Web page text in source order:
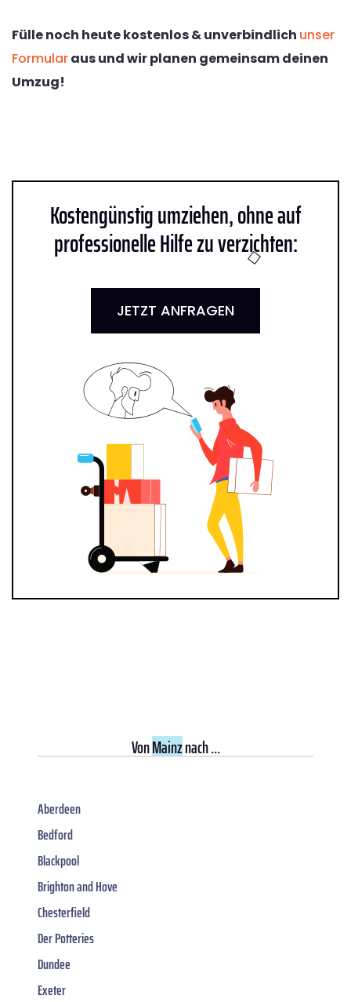
Fülle noch heute kostenlos & unverbindlich unser
Formularaus und wir planen gemeinsam deinen
Umzug!
Kostengünstig umziehen, ohne auf
professionelle Hilfe zu verzichten:
JETZT ANFRAGEN
VonMainznach ...
Aberdeen
Bedford
Blackpool
Brighton and Hove
Chesterfield
Der Potteries
Dundee
Exeter